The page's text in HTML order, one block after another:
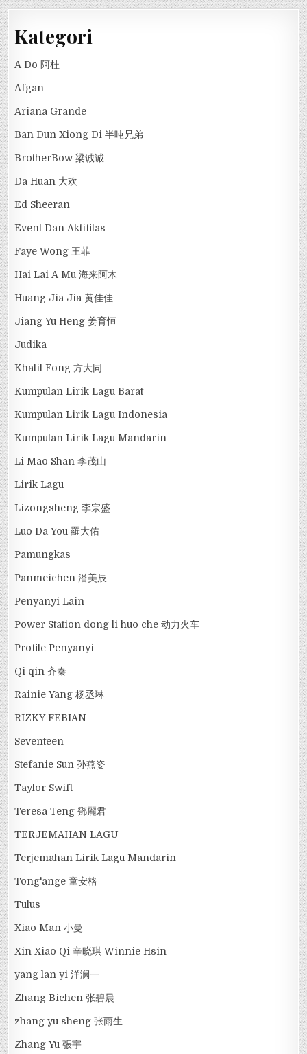
Kategori
A Do 阿杜
Afgan
Ariana Grande
Ban Dun Xiong Di 半吨兄弟
BrotherBow 梁诚诚
Da Huan 大欢
Ed Sheeran
Event Dan Aktifitas
Faye Wong 王菲
Hai Lai A Mu 海来阿木
Huang Jia Jia 黄佳佳
Jiang Yu Heng 姜育恒
Judika
Khalil Fong 方大同
Kumpulan Lirik Lagu Barat
Kumpulan Lirik Lagu Indonesia
Kumpulan Lirik Lagu Mandarin
Li Mao Shan 李茂山
Lirik Lagu
Lizongsheng 李宗盛
Luo Da You 羅大佑
Pamungkas
Panmeichen 潘美辰
Penyanyi Lain
Power Station dong li huo che 动力火车
Profile Penyanyi
Qi qin 齐秦
Rainie Yang 杨丞琳
RIZKY FEBIAN
Seventeen
Stefanie Sun 孙燕姿
Taylor Swift
Teresa Teng 鄧麗君
TERJEMAHAN LAGU
Terjemahan Lirik Lagu Mandarin
Tong'ange 童安格
Tulus
Xiao Man 小曼
Xin Xiao Qi 辛晓琪 Winnie Hsin
yang lan yi 洋澜一
Zhang Bichen 张碧晨
zhang yu sheng 张雨生
Zhang Yu 張宇